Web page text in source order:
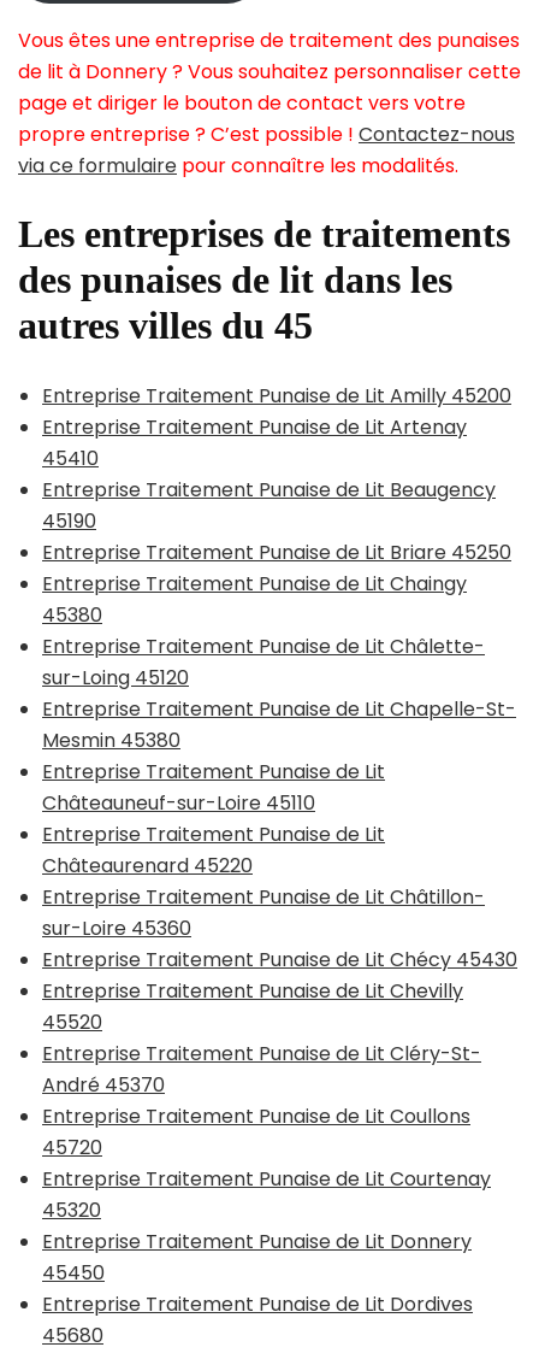
Vous êtes une entreprise de traitement des punaises
de lit à Donnery ? Vous souhaitez personnaliser cette
page et diriger le bouton de contact vers votre
propre entreprise ? C’est possible ! Contactez-nous
via ce formulaire pour connaître les modalités.
Les entreprises de traitements
des punaises de lit dans les
autres villes du 45
Entreprise Traitement Punaise de Lit Amilly 45200
Entreprise Traitement Punaise de Lit Artenay
45410
Entreprise Traitement Punaise de Lit Beaugency
45190
Entreprise Traitement Punaise de Lit Briare 45250
Entreprise Traitement Punaise de Lit Chaingy
45380
Entreprise Traitement Punaise de Lit Châlette-
sur-Loing 45120
Entreprise Traitement Punaise de Lit Chapelle-St-
Mesmin 45380
Entreprise Traitement Punaise de Lit
Châteauneuf-sur-Loire 45110
Entreprise Traitement Punaise de Lit
Châteaurenard 45220
Entreprise Traitement Punaise de Lit Châtillon-
sur-Loire 45360
Entreprise Traitement Punaise de Lit Chécy 45430
Entreprise Traitement Punaise de Lit Chevilly
45520
Entreprise Traitement Punaise de Lit Cléry-St-
André 45370
Entreprise Traitement Punaise de Lit Coullons
45720
Entreprise Traitement Punaise de Lit Courtenay
45320
Entreprise Traitement Punaise de Lit Donnery
45450
Entreprise Traitement Punaise de Lit Dordives
45680